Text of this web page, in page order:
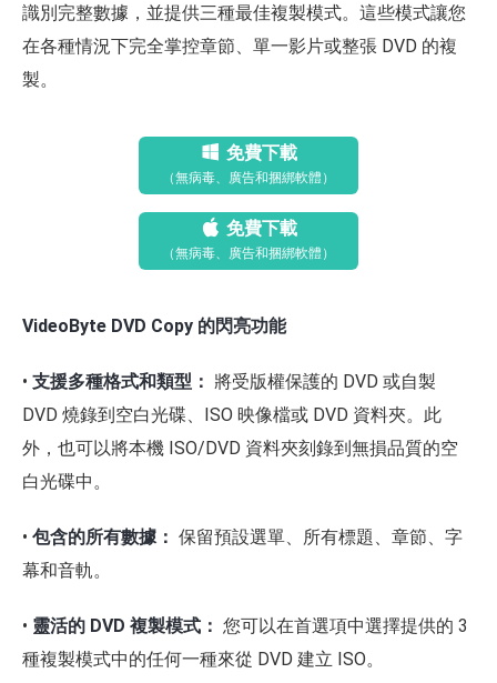
識別完整數據，並提供三種最佳複製模式。這些模式讓您
在各種情況下完全掌控章節、單一影片或整張 DVD 的複
製。
免費下載
（無病毒、廣告和捆綁軟體）
免費下載
（無病毒、廣告和捆綁軟體）
VideoByte DVD Copy 的閃亮功能
• 支援多種格式和類型： 將受版權保護的 DVD 或自製
DVD 燒錄到空白光碟、ISO 映像檔或 DVD 資料夾。此
外，也可以將本機 ISO/DVD 資料夾刻錄到無損品質的空
白光碟中。
• 包含的所有數據： 保留預設選單、所有標題、章節、字
幕和音軌。
• 靈活的 DVD 複製模式： 您可以在首選項中選擇提供的 3
種複製模式中的任何一種來從 DVD 建立 ISO。